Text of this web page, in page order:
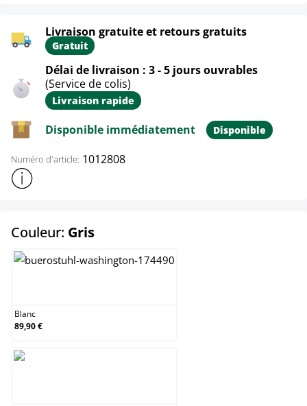
Livraison gratuite et retours gratuits
Gratuit
Délai de livraison : 3 - 5 jours ouvrables
(Service de colis)
Livraison rapide
Disponible immédiatement Disponible
Numéro d'article: 1012808
Afficher plus d'informations sur le produit
Couleur: Grisselect
Blanc
89,90 €